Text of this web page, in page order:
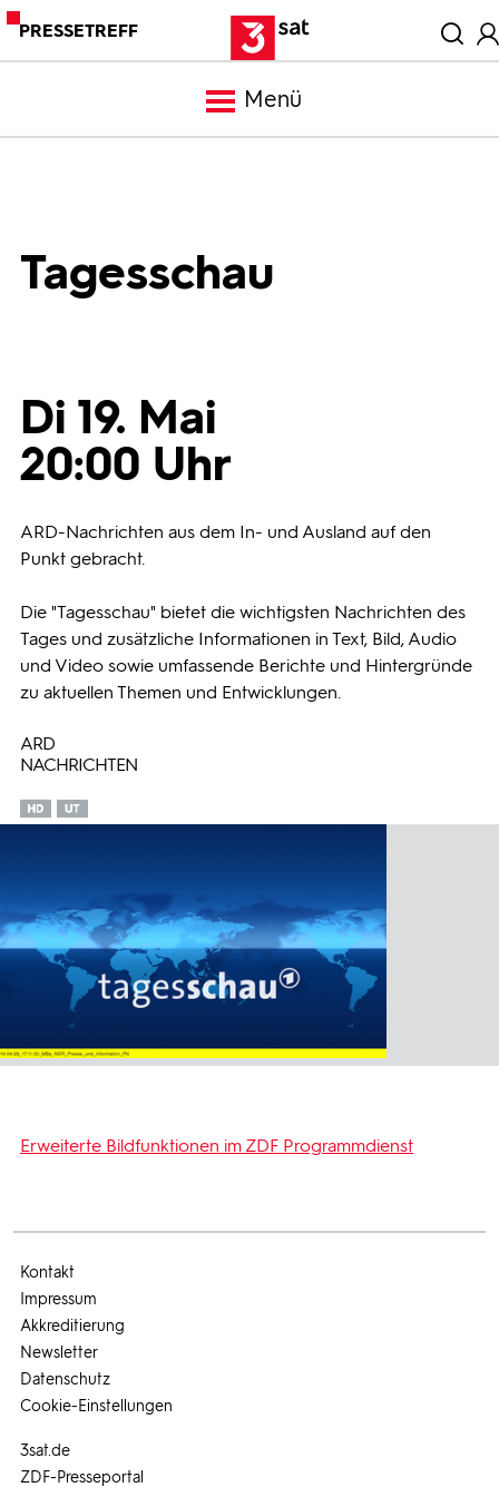
PRESSETREFF
Menü
Bilder
Programmwochen
3sat
Tagesschau
Di 19. Mai
20:00 Uhr
ARD-Nachrichten aus dem In- und Ausland auf den
Punkt gebracht.
Die "Tagesschau" bietet die wichtigsten Nachrichten des
Tages und zusätzliche Informationen in Text, Bild, Audio
und Video sowie umfassende Berichte und Hintergründe
zu aktuellen Themen und Entwicklungen.
ARD
NACHRICHTEN
Erweiterte Bildfunktionen im ZDF Programmdienst
3sat.de
ZDF-Presseportal
Kontakt
Impressum
Akkreditierung
Newsletter
Datenschutz
Cookie-Einstellungen